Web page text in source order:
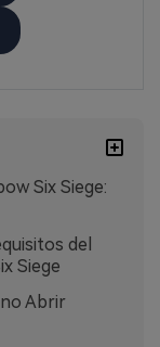
Six Siege:
del
Siege
no Abrir